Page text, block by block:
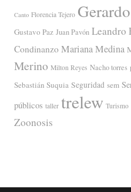
Canto Florencia Tejero
Gustavo Paz Juan Pavón Leandro
Condinanzo Mariana Medina
Merino Milton Reyes Nacho torres
Sebastián Suquia Seguridad sem
públicos taller trelew Turismo
Zoonosis